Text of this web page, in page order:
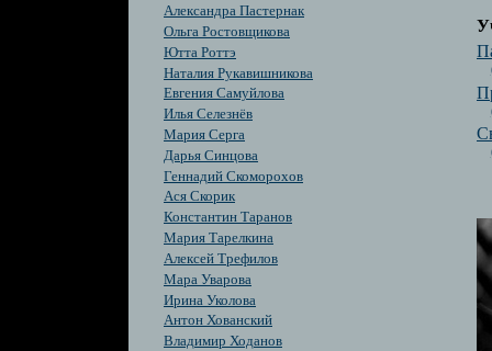
Александра Пастернак
Ольга Ростовщикова
Ютта Роттэ
Наталия Рукавишникова
Евгения Самуйлова
Илья Селезнёв
Мария Серга
Дарья Синцова
Геннадий Скоморохов
Ася Скорик
Константин Таранов
Мария Тарелкина
Алексей Трефилов
Мара Уварова
Ирина Уколова
Антон Хованский
Владимир Ходанов